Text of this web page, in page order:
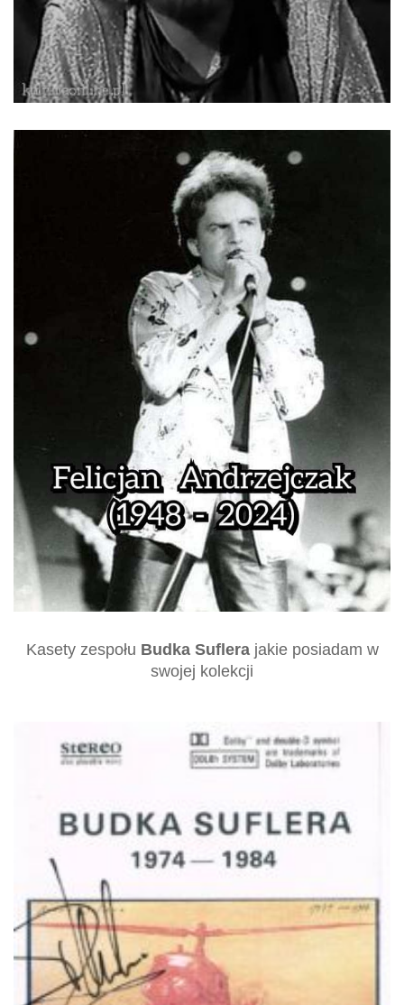
Kasety zespołu Budka Suflerajakie posiadam w
swojej kolekcji